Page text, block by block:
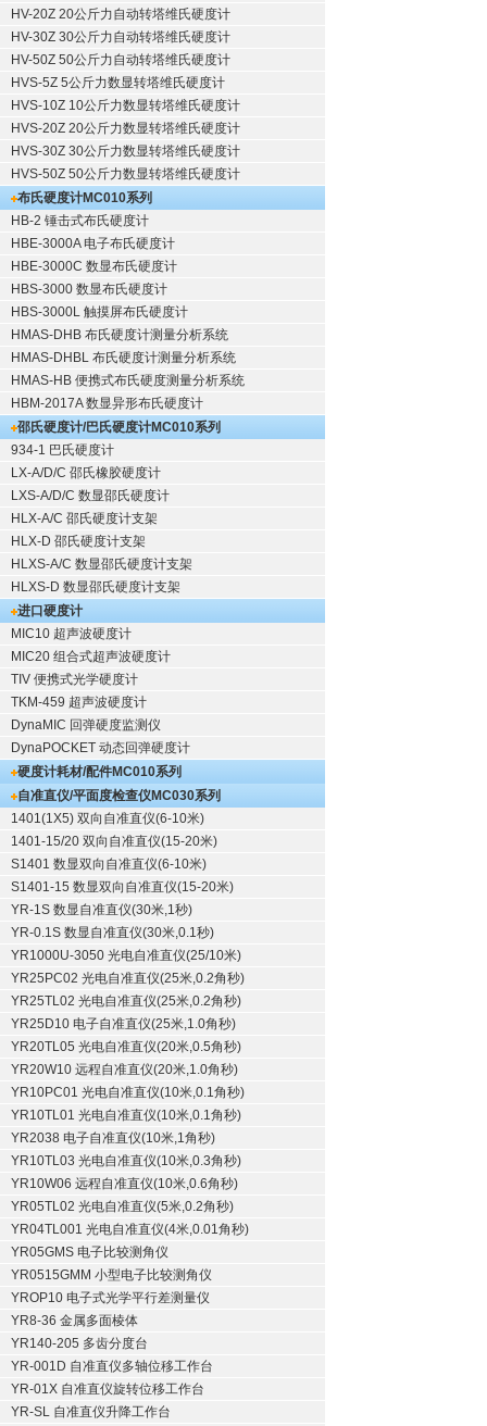
HV-20Z 20公斤力自动转塔维氏硬度计
HV-30Z 30公斤力自动转塔维氏硬度计
HV-50Z 50公斤力自动转塔维氏硬度计
HVS-5Z 5公斤力数显转塔维氏硬度计
HVS-10Z 10公斤力数显转塔维氏硬度计
HVS-20Z 20公斤力数显转塔维氏硬度计
HVS-30Z 30公斤力数显转塔维氏硬度计
HVS-50Z 50公斤力数显转塔维氏硬度计
布氏硬度计MC010系列
HB-2 锤击式布氏硬度计
HBE-3000A 电子布氏硬度计
HBE-3000C 数显布氏硬度计
HBS-3000 数显布氏硬度计
HBS-3000L 触摸屏布氏硬度计
HMAS-DHB 布氏硬度计测量分析系统
HMAS-DHBL 布氏硬度计测量分析系统
HMAS-HB 便携式布氏硬度测量分析系统
HBM-2017A 数显异形布氏硬度计
邵氏硬度计/巴氏硬度计MC010系列
934-1 巴氏硬度计
LX-A/D/C 邵氏橡胶硬度计
LXS-A/D/C 数显邵氏硬度计
HLX-A/C 邵氏硬度计支架
HLX-D 邵氏硬度计支架
HLXS-A/C 数显邵氏硬度计支架
HLXS-D 数显邵氏硬度计支架
进口硬度计
MIC10 超声波硬度计
MIC20 组合式超声波硬度计
TIV 便携式光学硬度计
TKM-459 超声波硬度计
DynaMIC 回弹硬度监测仪
DynaPOCKET 动态回弹硬度计
硬度计耗材/配件MC010系列
自准直仪/平面度检查仪MC030系列
1401(1X5) 双向自准直仪(6-10米)
1401-15/20 双向自准直仪(15-20米)
S1401 数显双向自准直仪(6-10米)
S1401-15 数显双向自准直仪(15-20米)
YR-1S 数显自准直仪(30米,1秒)
YR-0.1S 数显自准直仪(30米,0.1秒)
YR1000U-3050 光电自准直仪(25/10米)
YR25PC02 光电自准直仪(25米,0.2角秒)
YR25TL02 光电自准直仪(25米,0.2角秒)
YR25D10 电子自准直仪(25米,1.0角秒)
YR20TL05 光电自准直仪(20米,0.5角秒)
YR20W10 远程自准直仪(20米,1.0角秒)
YR10PC01 光电自准直仪(10米,0.1角秒)
YR10TL01 光电自准直仪(10米,0.1角秒)
YR2038 电子自准直仪(10米,1角秒)
YR10TL03 光电自准直仪(10米,0.3角秒)
YR10W06 远程自准直仪(10米,0.6角秒)
YR05TL02 光电自准直仪(5米,0.2角秒)
YR04TL001 光电自准直仪(4米,0.01角秒)
YR05GMS 电子比较测角仪
YR0515GMM 小型电子比较测角仪
YROP10 电子式光学平行差测量仪
YR8-36 金属多面棱体
YR140-205 多齿分度台
YR-001D 自准直仪多轴位移工作台
YR-01X 自准直仪旋转位移工作台
YR-SL 自准直仪升降工作台